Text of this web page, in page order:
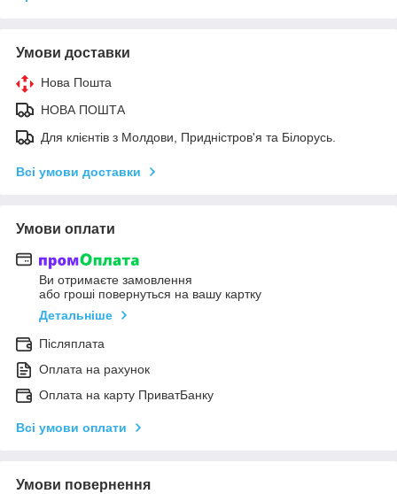
Умови доставки
Нова Пошта
НОВА ПОШТА
Для клієнтів з Молдови, Придністров'я та Білорусь.
Всі умови доставки
Умови оплати
Ви отримаєте замовлення
або гроші повернуться на вашу картку
Детальніше
Післяплата
Оплата на рахунок
Оплата на карту ПриватБанку
Всі умови оплати
Умови повернення